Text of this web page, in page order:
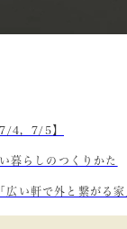
4，7/5】
暮らしのつくりかた
広い軒で外と繋がる